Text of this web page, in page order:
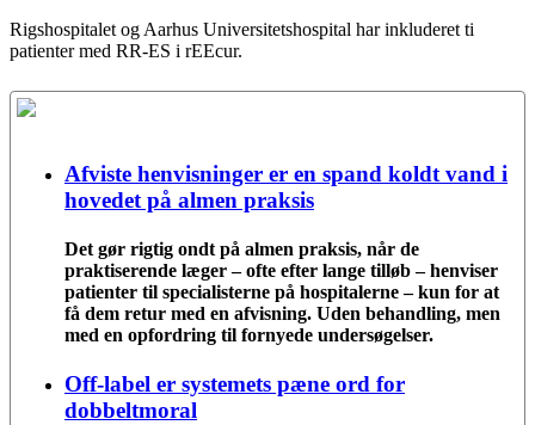
Rigshospitalet og Aarhus Universitetshospital har inkluderet ti
patienter med RR-ES i rEEcur.
Afviste henvisninger er en spand koldt vand i
hovedet på almen praksis
Det gør rigtig ondt på almen praksis, når de
praktiserende læger – ofte efter lange tilløb – henviser
patienter til specialisterne på hospitalerne – kun for at
få dem retur med en afvisning. Uden behandling, men
med en opfordring til fornyede undersøgelser.
Off-label er systemets pæne ord for
dobbeltmoral